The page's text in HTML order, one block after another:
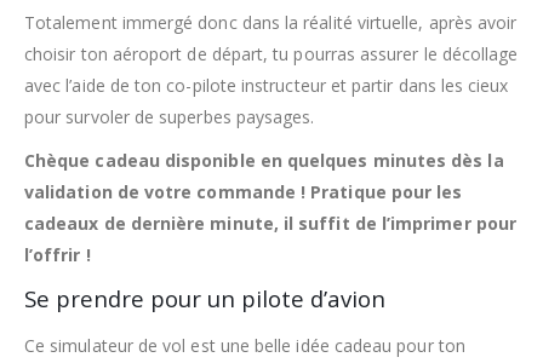
Totalement immergé donc dans la réalité virtuelle, après avoir
choisir ton aéroport de départ, tu pourras assurer le décollage
avec l’aide de ton co-pilote instructeur et partir dans les cieux
pour survoler de superbes paysages.
Chèque cadeau disponible en quelques minutes dès la
validation de votre commande ! Pratique pour les
cadeaux de dernière minute, il suffit de l’imprimer pour
l’offrir !
Se prendre pour un pilote d’avion
Ce simulateur de vol est une belle idée cadeau pour ton